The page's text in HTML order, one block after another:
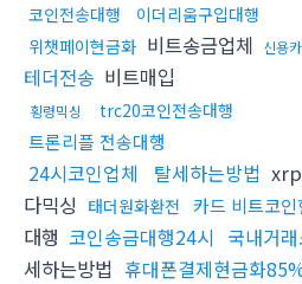
코인전송대행
이더리움구입대행
위챗페이현금화 비트송금업체 신용
테더전송 비트매입
횡령믹싱 trc20코인전송대행
트론리플 전송대행
24시코인업체 탈세하는방법
다믹싱 태더원화환전 카드 비트코
대행 코인송금대행24시 국내거
세하는방법 휴대폰결제현금화